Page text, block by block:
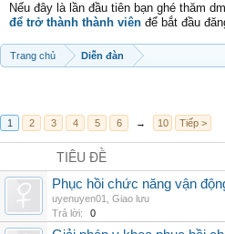
Nếu đây là lần đầu tiên bạn ghé thăm
để trở thành thành viên để bắt đầu
Trang chủ Diễn đàn
1 2 3 4 5 6 → 10 Tiếp >
TIÊU ĐỀ
Phục hồi chức năng vận
uyenuyen01
Giao lưu
Trả lời:
0